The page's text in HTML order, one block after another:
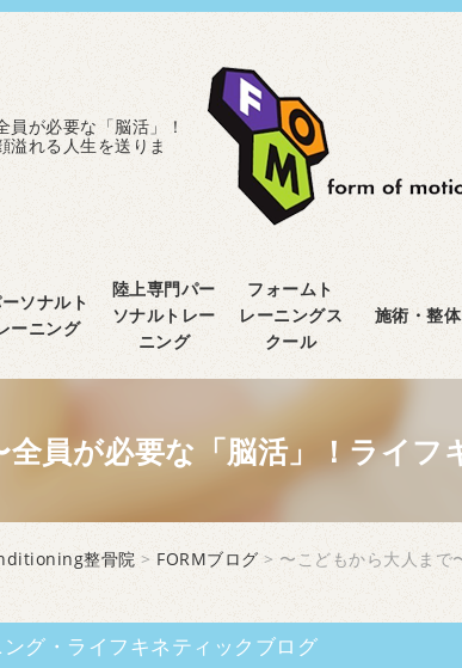
員が必要な「脳活」！
溢れる人生を送りま
ソナルト
ーニング
陸上専門パー
ソナルトレー
ニング
フォームト
レーニングス
クール
施術・整体
員が必要な「脳活」！ライ
整骨院 > FORMブログ > 〜こどもから大人まで
グ・ライフキネティックブログ